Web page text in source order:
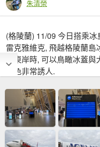
朱清榮
(格陵蘭) 11/09 今日搭乘
雷克雅維克, 飛越格陵蘭
島東岸時, 可以鳥瞰冰蓋
景色非常誘人.